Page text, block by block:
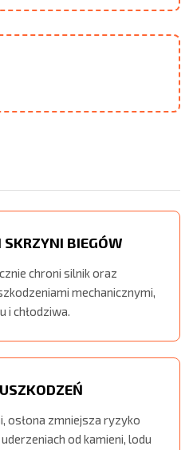
BIEGÓW
chroni silnik oraz
mechanicznymi,
i chłodziwa.
osłona zmniejsza ryzyko
od kamieni, lodu